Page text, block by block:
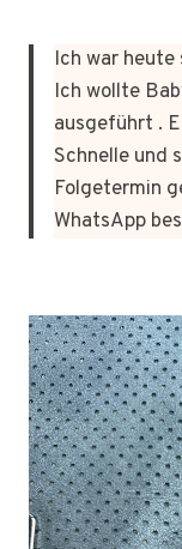
Ich war heute
Ich wollte
ausgeführt .
Schnelle und
Folgetermin
WhatsApp